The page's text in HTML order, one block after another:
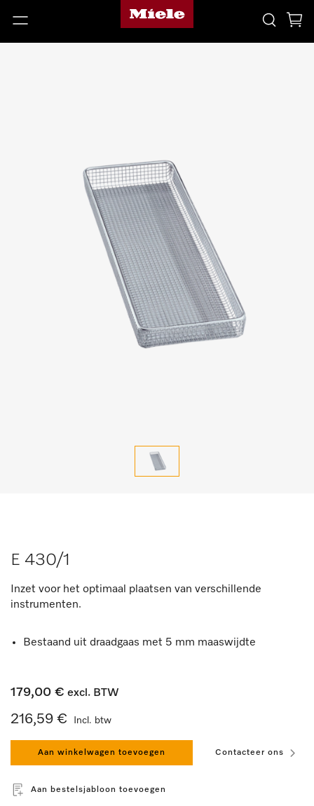
E 430/1
Inzet voor het optimaal plaatsen van verschillende
instrumenten.
Bestaand uit draadgaas met 5 mm maaswijdte
179,00 € excl. BTW
216,59 € Incl. btw
Aan winkelwagen toevoegen Contacteer ons
Aan bestelsjabloon toevoegen